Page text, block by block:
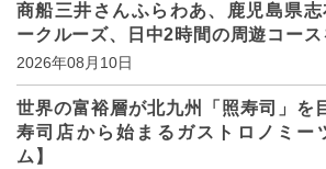
商船三井さんふらわあ、鹿児島県
ークルーズ、日中2時間の周遊コー
2026年08月10日
世界の富裕層が北九州「照寿司」を
寿司店から始まるガストロノミー
ム】